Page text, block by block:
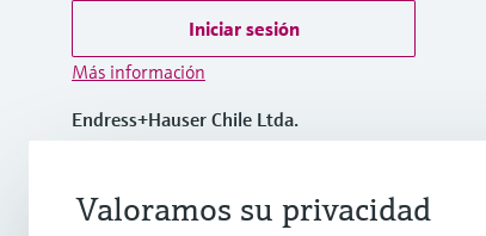
Iniciar sesión
Más información
Endress+Hauser Chile Ltda.
Chile
(56 2) 2398 9100
Valoramos su privacidad